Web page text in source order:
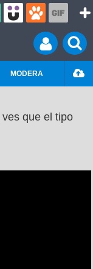
MODERA
que el tipo